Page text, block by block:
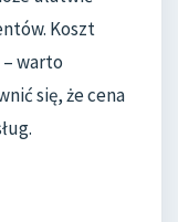
Koszt
warto
się, że cena